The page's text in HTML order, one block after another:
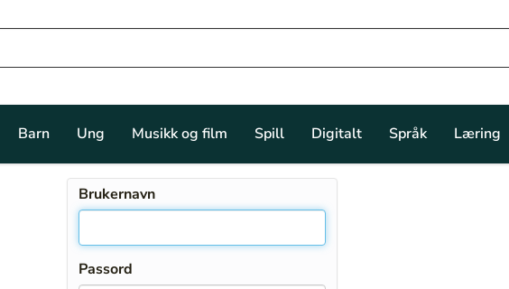
Barn Ung Musikk og film Spill Digitalt Språk Læring
Brukernavn
Passord